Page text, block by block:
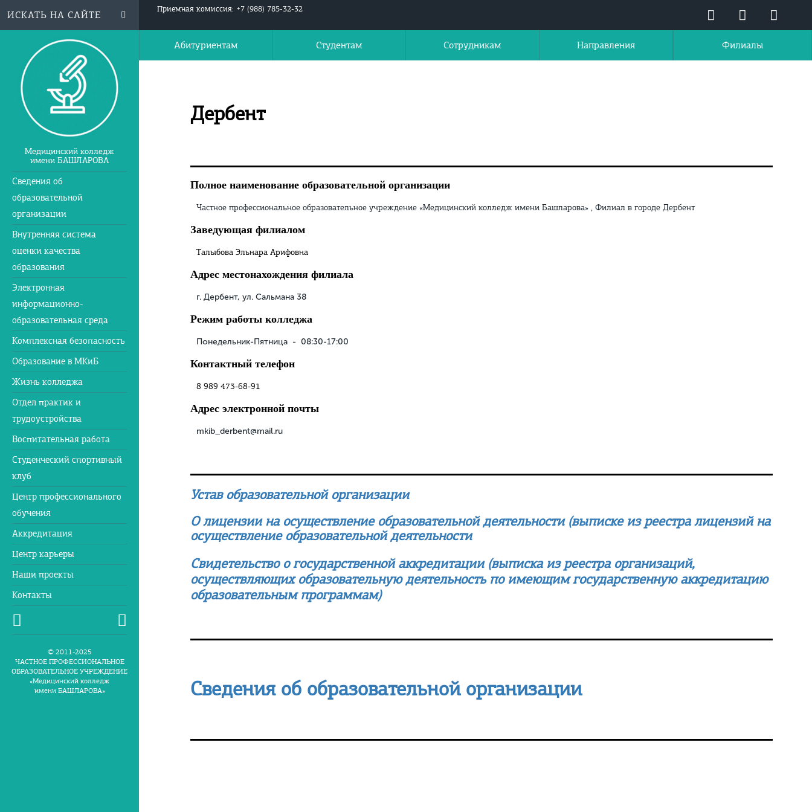
Медицинский колледж
имени БАШЛАРОВА
Сведения об
образовательной
организации
Внутренняя система
оценки качества
образования
Электронная
информационно-
образовательная среда
Комплексная безопасность
Образование в МКиБ
Жизнь колледжа
Отдел практик и
трудоустройства
Воспитательная работа
Студенческий спортивный
клуб
Центр профессионального
обучения
Аккредитация
Центр карьеры
Наши проекты
Контакты
© 2011-2025
ЧАСТНОЕ ПРОФЕССИОНАЛЬНОЕ
ОБРАЗОВАТЕЛЬНОЕ УЧРЕЖДЕНИЕ
«Медицинский колледж
имени БАШЛАРОВА»
Приемная комиссия: +7 (988) 785-32-32
Абитуриентам Студентам Сотрудникам Направления Филиалы
Дербент
Полное наименование образовательной организации
Частное профессиональное образовательное учреждение «Медицинский колледж имени Башларова» , Филиал в городе Дербент
Заведующая филиалом
Талыбова Эльнара Арифовна
Адрес местонахождения филиала
г. Дербент, ул. Сальмана 38
Режим работы колледжа
Понедельник-Пятница - 08:30-17:00
Контактный телефон
8 989 473-68-91
Адрес электронной почты
mkib_derbent@mail.ru
Устав образовательной организации
О лицензии на осуществление образовательной деятельности (выписке из реестра лицензий на
осуществление образовательной деятельности
Свидетельство о государственной аккредитации (выписка из реестра организаций,
осуществляющих образовательную деятельность по имеющим государственную аккредитацию
образовательным программам)
Сведения об образовательной организации